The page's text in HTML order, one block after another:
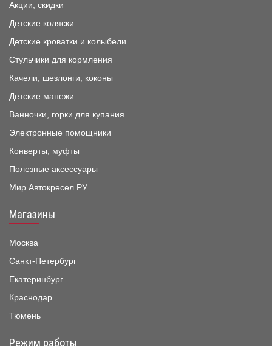
Акции, скидки
Детские коляски
Детские кроватки и колыбели
Стульчики для кормления
Качели, шезлонги, коконы
Детские манежи
Ванночки, горки для купания
Электронные помощники
Конверты, муфты
Полезные аксессуары
Мир Автокресел.РУ
Магазины
Москва
Санкт-Петербург
Екатеринбург
Краснодар
Тюмень
Режим работы